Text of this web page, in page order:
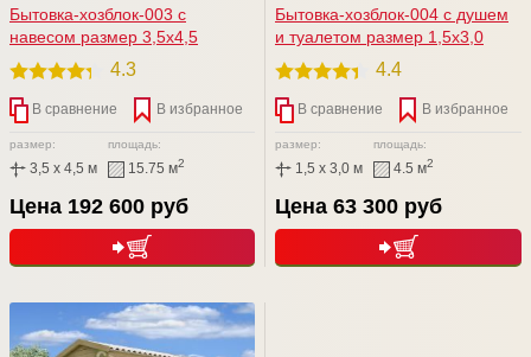
Бытовка-хозблок-003 с
навесом размер 3,5х4,5
4.3
В сравнение В избранное
размер:
3,5 x 4,5 м
площадь:
15.75 м2
Цена 192 600 руб
Бытовка-хозблок-004 с душем
и туалетом размер 1,5х3,0
4.4
В сравнение В избранное
размер:
1,5 x 3,0 м
площадь:
4.5 м2
Цена 63 300 руб